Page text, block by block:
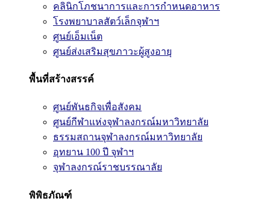
คลินิกโภชนาการและการกำหนดอาหาร
โรงพยาบาลสัตว์เล็กจุฬาฯ
ศูนย์เอ็มเน็ต
ศูนย์ส่งเสริมสุขภาวะผู้สูงอายุ
พื้นที่สร้างสรรค์
ศูนย์พันธกิจเพื่อสังคม
ศูนย์กีฬาแห่งจุฬาลงกรณ์มหาวิทยาลัย
ธรรมสถานจุฬาลงกรณ์มหาวิทยาลัย
อุทยาน 100 ปี จุฬาฯ
จุฬาลงกรณ์ราชบรรณาลัย
พิพิธภัณฑ์